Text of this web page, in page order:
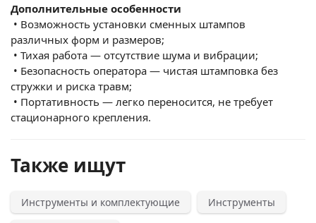
Дополнительные особенности
• Возможность установки сменных штампов
различных форм и размеров;
• Тихая работа — отсутствие шума и вибрации;
• Безопасность оператора — чистая штамповка без
стружки и риска травм;
• Портативность — легко переносится, не требует
стационарного крепления.
Также ищут
Инструменты и комплектующие Инструменты